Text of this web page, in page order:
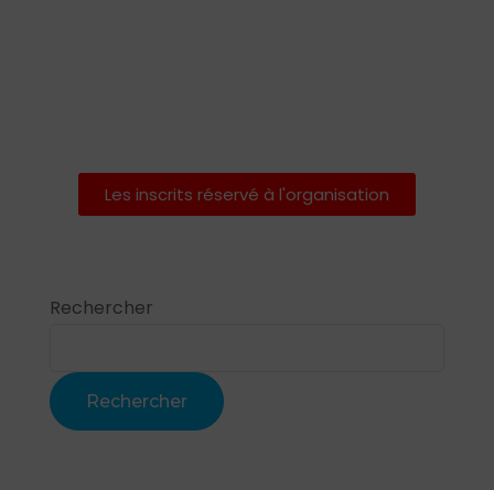
Les inscrits réservé à l'organisation
Rechercher
Rechercher